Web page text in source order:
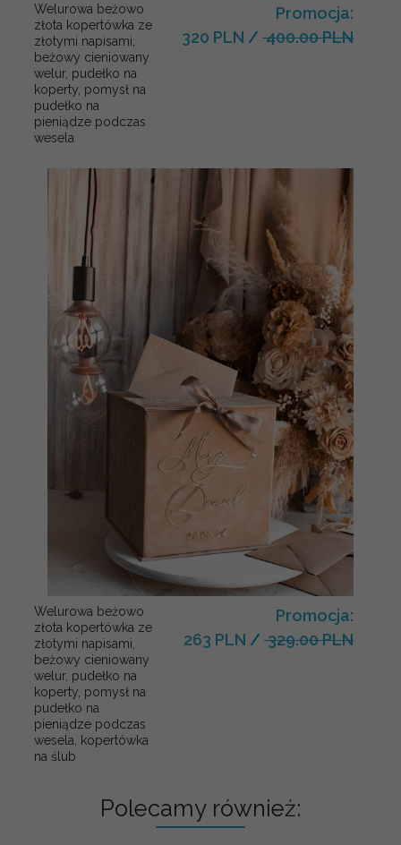
Welurowa beżowo
złota kopertówka ze
złotymi napisami,
beżowy cieniowany
welur, pudełko na
koperty, pomysł na
pudełko na
pieniądze podczas
wesela
Promocja:
320 PLN / 400.00 PLN
Welurowa beżowo
złota kopertówka ze
złotymi napisami,
beżowy cieniowany
welur, pudełko na
koperty, pomysł na
pudełko na
pieniądze podczas
wesela, kopertówka
na ślub
Promocja:
263 PLN / 329.00 PLN
Polecamy również: